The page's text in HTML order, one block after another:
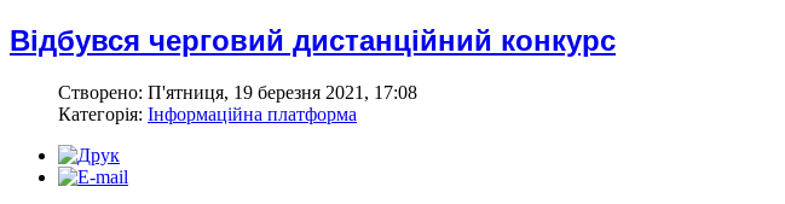
Відбувся черговий дистанційний конкурс
Створено: П'ятниця, 19 березня 2021, 17:08
Категорія: Інформаційна платформа